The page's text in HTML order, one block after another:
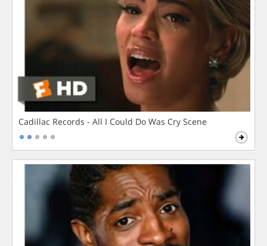
Cadillac Records - All I Could Do Was Cry Scene